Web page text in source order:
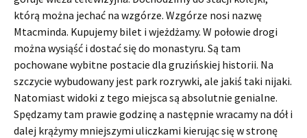
którą można jechać na wzgórze. Wzgórze nosi nazwę
Mtacminda. Kupujemy bilet i wjeżdżamy. W połowie drogi
można wysiąść i dostać się do monastyru. Są tam
pochowane wybitne postacie dla gruzińskiej historii. Na
szczycie wybudowany jest park rozrywki, ale jakiś taki nijaki.
Natomiast widoki z tego miejsca są absolutnie genialne.
Spędzamy tam prawie godzinę a następnie wracamy na dół i
dalej krążymy mniejszymi uliczkami kierując się w stronę